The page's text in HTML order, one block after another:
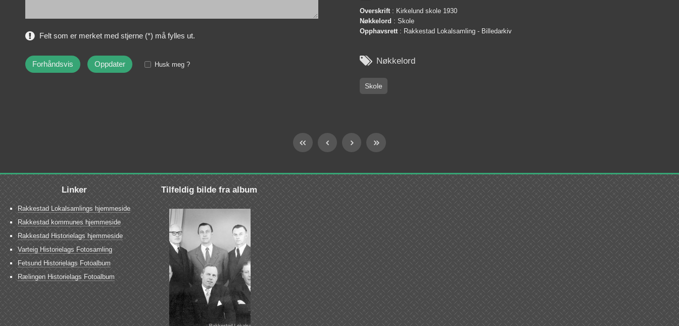
Overskrift: Kirkelund skole 1930
Nøkkelord : Skole
Opphavsrett: Rakkestad Lokalsamling - Billedarkiv
 Nøkkelord
Skole
Felt som er merket med stjerne (*) må fylles ut.
Husk meg ?
Linker
Rakkestad Lokalsamlings hjemmeside
Rakkestad kommunes hjemmeside
Rakkestad Historielags hjemmeside
Varteig Historielags Fotosamling
Fetsund Historielags Fotoalbum
Rælingen Historielags Fotoalbum
Tilfeldig bilde fra album